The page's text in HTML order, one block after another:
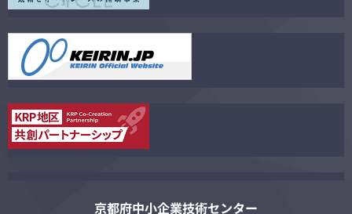
京都府中小企業技術センター